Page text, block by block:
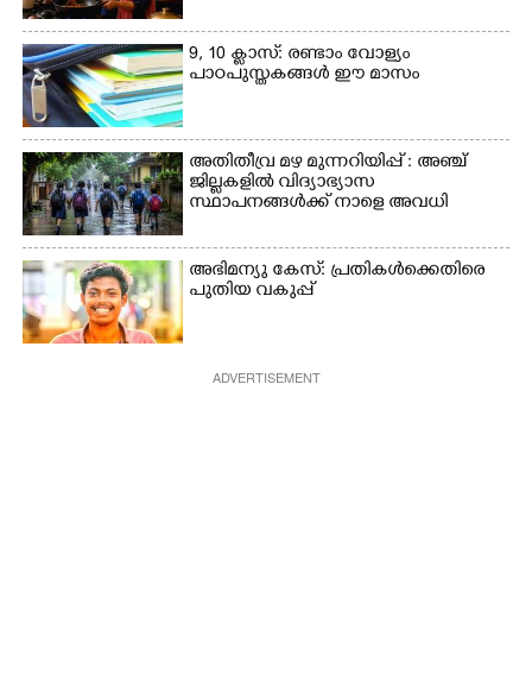
9, 10 ക്ലാസ്: രണ്ടാം വോള്യം
പാഠപുസ്തകങ്ങൾ ഈ മാസം
അതിതീവ്ര മഴ മുന്നറിയിപ്പ് : അഞ്ച്
ജില്ലകളിൽ വിദ്യാഭ്യാസ
സ്ഥാപനങ്ങൾക്ക് നാളെ അവധി
അഭിമന്യു കേസ്: പ്രതികൾക്കെതിരെ
പുതിയ വകുപ്പ്
ADVERTISEMENT